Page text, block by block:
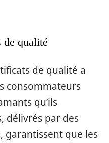
de qualité
de qualité a
consommateurs
qu’ils
délivrés par des
garantissent que les